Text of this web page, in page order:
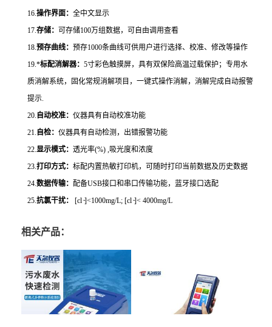
16. 操作界面： 全中文显示
17. 存储： 可存储100万组数据，可自由调用查看
18. 预存曲线： 预存1000条曲线可供用户进行选择、校准、修改等操作
19.*标配消解器： 5寸彩色触摸屏，具有双保险高温过载保护；专用水
质消解系统，固化常规消解项目，一键式操作消解，消解完成自动报警
提示.
20. 自动校准： 仪器具有自动校准功能
21. 自检： 仪器具有自动检测，出错报警功能
22. 显示模式： 透光率(%) ,吸光度和浓度
23. 打印方式： 标配内置热敏打印机，可随时打印当前数据及历史数据
24. 数据传输： 配备USB接口和串口传输功能，蓝牙接口选配
25. 抗氯干扰： [cl-]<1000mg/L; [cl-]< 4000mg/L
相关产品：